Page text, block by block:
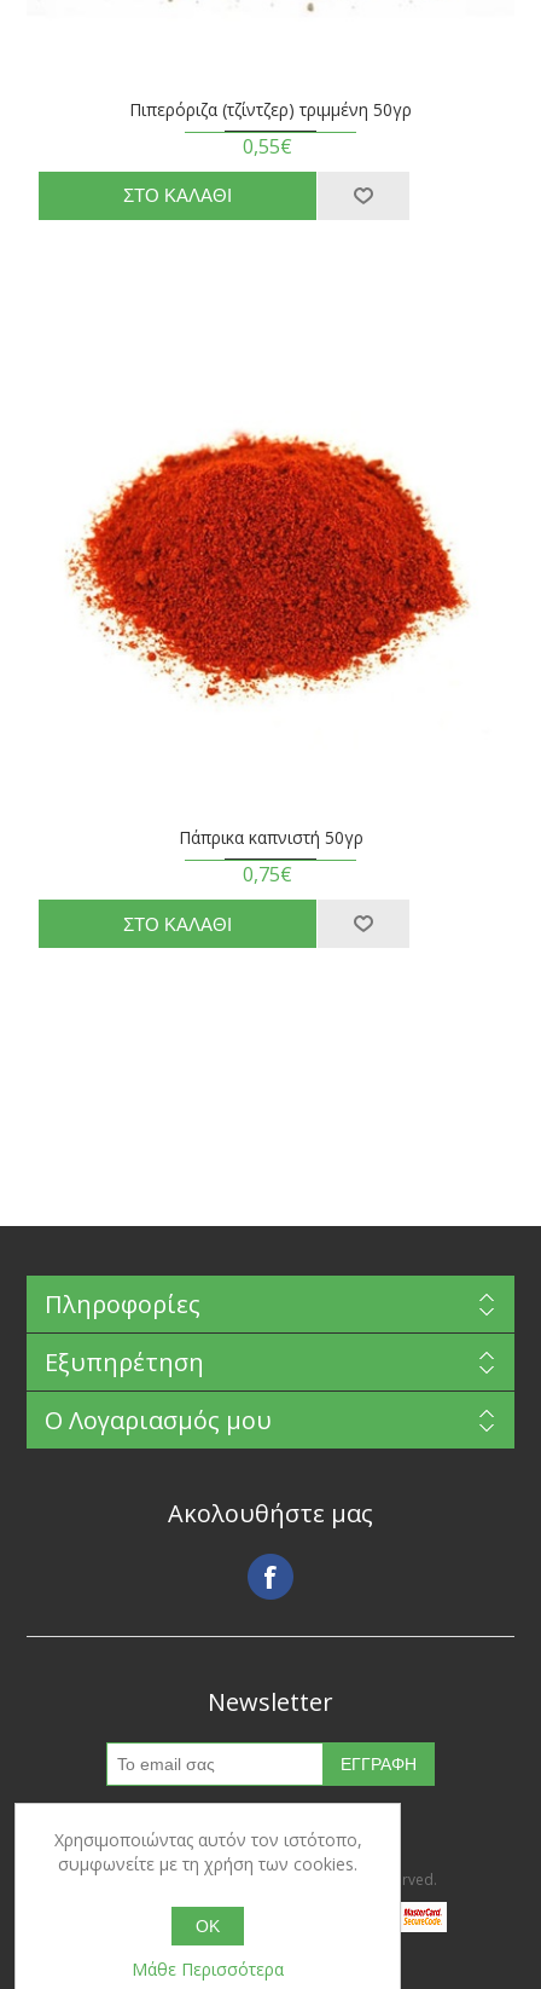
Πιπερόριζα (τζίντζερ) τριμμένη 50γρ
0,55€
Πάπρικα καπνιστή 50γρ
0,75€
Πληροφορίες
Εξυπηρέτηση
Ο Λογαριασμός μου
Ακολουθήστε μας
Newsletter
Copyright © 2026 Ypertrofes. All rights reserved.
Powered bynopCommerce
Χρησιμοποιώντας αυτόν τον ιστότοπο,
συμφωνείτε με τη χρήση των cookies.
OK
Μάθε Περισσότερα